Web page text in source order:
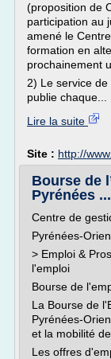
(proposition de
participation au
amené le
formation en
prochainement
2) Le service
publie chaque...
Lire la suite
Site : http://
Bourse de
Pyrénées ...
Centre de
Pyrénées-
> Emploi &
l'emploi
Bourse de
La Bourse de
Pyrénées-
et la mobilité
Les offres